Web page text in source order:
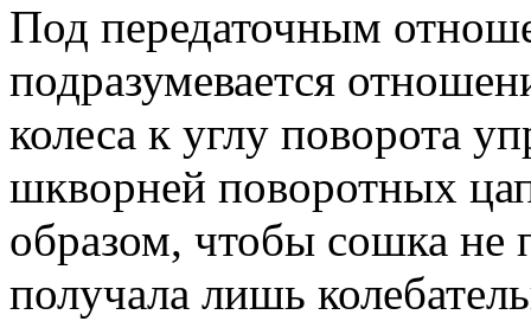
Под передаточным
подразумевается
колеса к углу поворота
шкворней поворотных
образом, чтобы сошка не
получала лишь